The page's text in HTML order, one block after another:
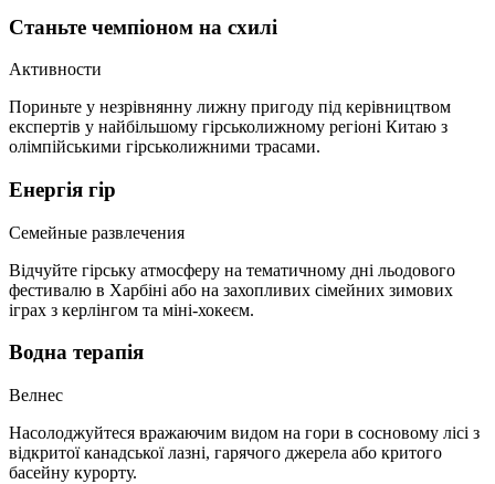
Станьте чемпіоном на схилі
Активности
Пориньте у незрівнянну лижну пригоду під керівництвом
експертів у найбільшому гірськолижному регіоні Китаю з
олімпійськими гірськолижними трасами.
Енергія гір
Семейные развлечения
Відчуйте гірську атмосферу на тематичному дні льодового
фестивалю в Харбіні або на захопливих сімейних зимових
іграх з керлінгом та міні-хокеєм.
Водна терапія
Велнес
Насолоджуйтеся вражаючим видом на гори в сосновому лісі з
відкритої канадської лазні, гарячого джерела або критого
басейну курорту.